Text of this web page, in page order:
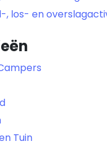
, los- en
Tuin